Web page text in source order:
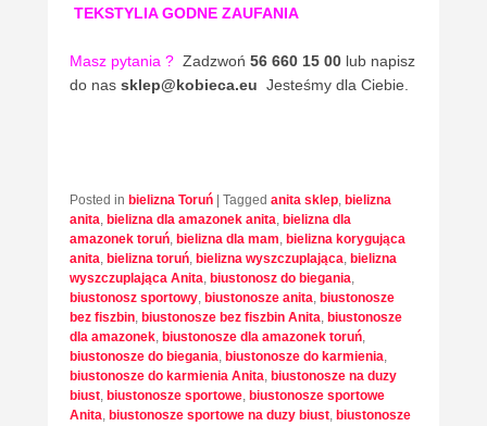
TEKSTYLIA GODNE ZAUFANIA
Masz pytania ? Zadzwoń 56 660 15 00 lub napisz
do nas sklep@kobieca.eu Jesteśmy dla Ciebie.
Posted in bielizna Toruń Tagged anita sklep, bielizna
anita, bielizna dla amazonek anita, bielizna dla
amazonek toruń, bielizna dla mam, bielizna korygująca
anita, bielizna toruń, bielizna wyszczuplająca, bielizna
wyszczuplająca Anita, biustonosz do biegania,
biustonosz sportowy, biustonosze anita, biustonosze
bez fiszbin, biustonosze bez fiszbin Anita, biustonosze
dla amazonek, biustonosze dla amazonek toruń,
biustonosze do biegania, biustonosze do karmienia,
biustonosze do karmienia Anita, biustonosze na duzy
biust, biustonosze sportowe, biustonosze sportowe
Anita, biustonosze sportowe na duzy biust, biustonosze